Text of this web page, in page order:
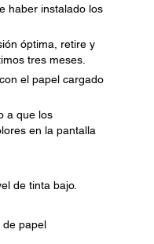
haber instalado los
óptima, retire y
tres meses.
el papel cargado
a que los
en la pantalla
de tinta bajo.
de papel